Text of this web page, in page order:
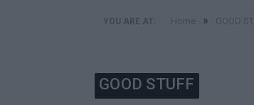
YOU ARE AT: »
GOOD STUFF